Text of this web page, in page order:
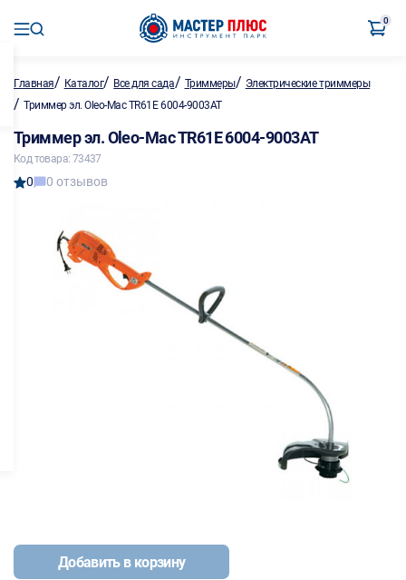
0
Главная/ Каталог/ Все для сада/ Триммеры/ Электрические триммеры
/ Триммер эл. Oleo-Mac TR61E 6004-9003AT
Триммер эл. Oleo-Mac TR61E 6004-9003AT
Код товара: 73437
0 0 отзывов
Добавить в корзину